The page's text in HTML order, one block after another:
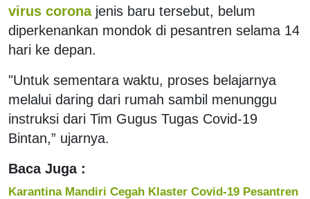
virus corona jenis baru tersebut, belum
diperkenankan mondok di pesantren selama 14
hari ke depan.
"Untuk sementara waktu, proses belajarnya
melalui daring dari rumah sambil menunggu
instruksi dari Tim Gugus Tugas Covid-19
Bintan,” ujarnya.
Baca Juga :
Karantina Mandiri Cegah Klaster Covid-19 Pesantren